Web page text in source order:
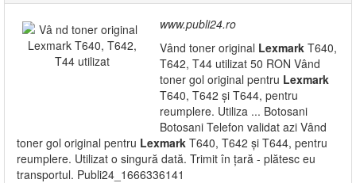
www.publi24.ro
Vând toner original Lexmark T640,
T642, T44 utilizat 50 RON Vând
toner gol original pentru Lexmark
T640, T642 și T644, pentru
reumplere. Utiliza ... Botosani
Botosani Telefon validat azi Vând
toner gol original pentru Lexmark T640, T642 și T644, pentru
reumplere. Utilizat o singură dată. Trimit în țară - plătesc eu
transportul. Publi24_1666336141